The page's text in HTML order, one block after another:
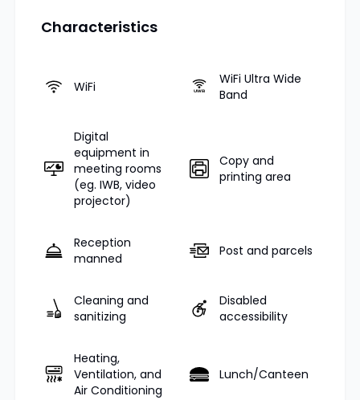
Characteristics
WiFi
WiFi Ultra Wide
Band
Digital
equipment in
meeting rooms
(eg. IWB, video
projector)
Copy and
printing area
Reception
manned
Post and parcels
Cleaning and
sanitizing
Disabled
accessibility
Heating,
Ventilation, and
Air Conditioning
Lunch/Canteen